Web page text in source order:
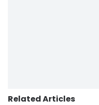
Related Articles